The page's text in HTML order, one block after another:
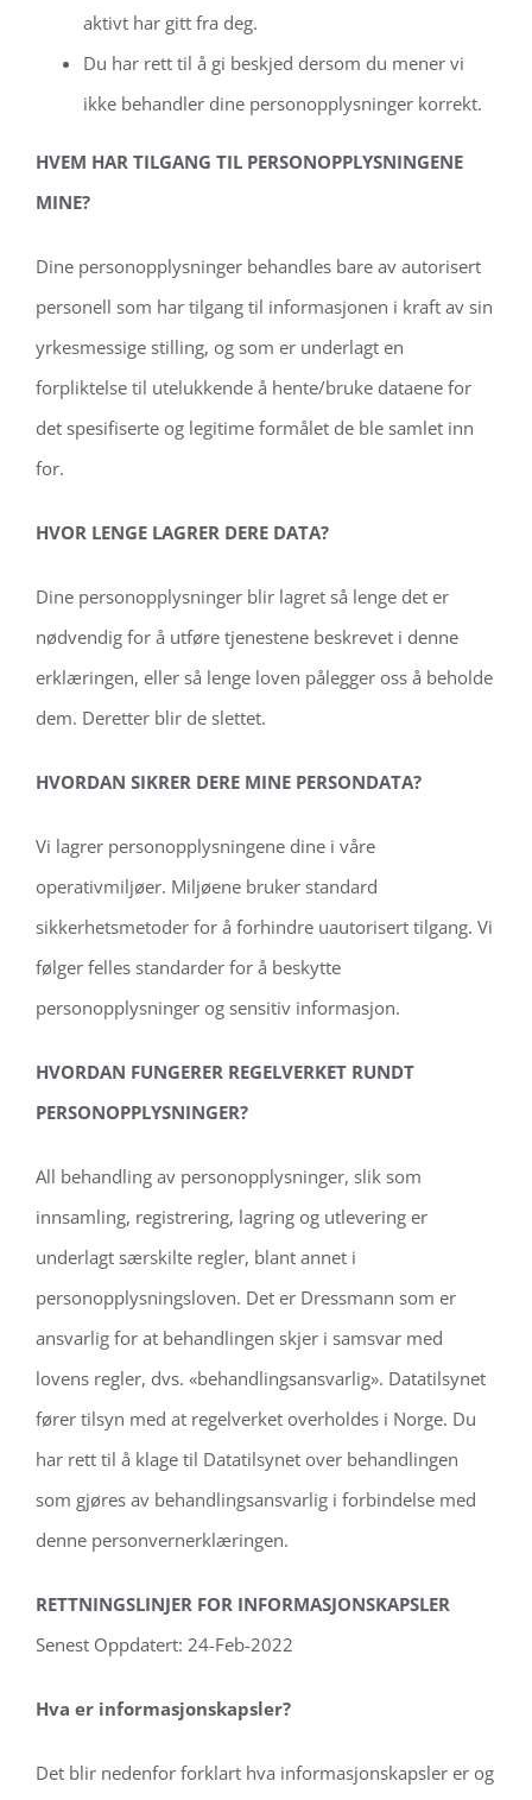
aktivt har gitt fra deg.
Du har rett til å gi beskjed dersom du mener vi
ikke behandler dine personopplysninger korrekt.
HVEM HAR TILGANG TIL PERSONOPPLYSNINGENE
MINE?
Dine personopplysninger behandles bare av autorisert
personell som har tilgang til informasjonen i kraft av sin
yrkesmessige stilling, og som er underlagt en
forpliktelse til utelukkende å hente/bruke dataene for
det spesifiserte og legitime formålet de ble samlet inn
for.
HVOR LENGE LAGRER DERE DATA?
Dine personopplysninger blir lagret så lenge det er
nødvendig for å utføre tjenestene beskrevet i denne
erklæringen, eller så lenge loven pålegger oss å beholde
dem. Deretter blir de slettet.
HVORDAN SIKRER DERE MINE PERSONDATA?
Vi lagrer personopplysningene dine i våre
operativmiljøer. Miljøene bruker standard
sikkerhetsmetoder for å forhindre uautorisert tilgang. Vi
følger felles standarder for å beskytte
personopplysninger og sensitiv informasjon.
HVORDAN FUNGERER REGELVERKET RUNDT
PERSONOPPLYSNINGER?
All behandling av personopplysninger, slik som
innsamling, registrering, lagring og utlevering er
underlagt særskilte regler, blant annet i
personopplysningsloven. Det er Dressmann som er
ansvarlig for at behandlingen skjer i samsvar med
lovens regler, dvs. «behandlingsansvarlig». Datatilsynet
fører tilsyn med at regelverket overholdes i Norge. Du
har rett til å klage til Datatilsynet over behandlingen
som gjøres av behandlingsansvarlig i forbindelse med
denne personvernerklæringen.
RETTNINGSLINJER FOR INFORMASJONSKAPSLER
Senest Oppdatert: 24-Feb-2022
Hva er informasjonskapsler?
Det blir nedenfor forklart hva informasjonskapsler er og